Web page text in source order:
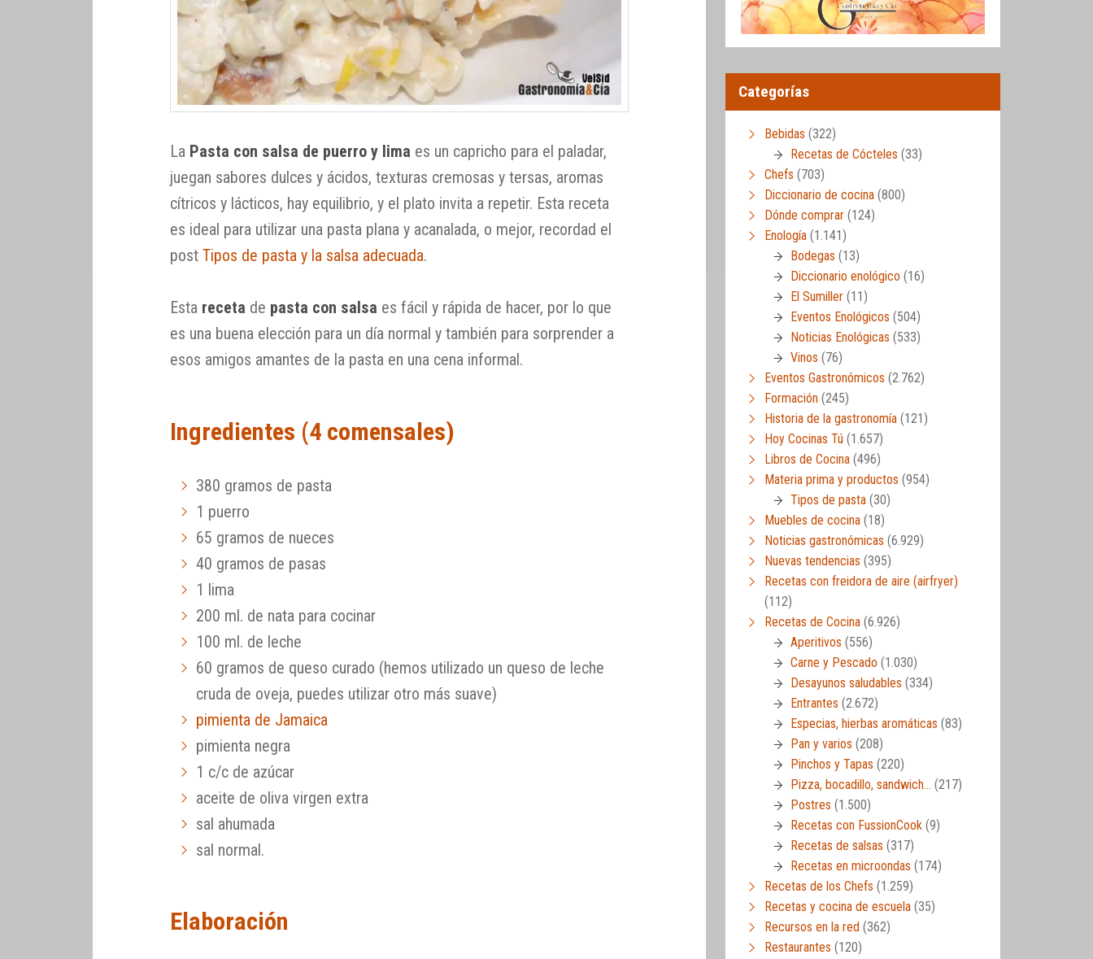
La Pasta con salsa de puerro y lima es un capricho para el paladar,
juegan sabores dulces y ácidos, texturas cremosas y tersas, aromas
cítricos y lácticos, hay equilibrio, y el plato invita a repetir. Esta receta
es ideal para utilizar una pasta plana y acanalada, o mejor, recordad el
postTipos de pasta y la salsa adecuada.
Esta receta de pasta con salsa es fácil y rápida de hacer, por lo que
es una buena elección para un día normal y también para sorprender a
esos amigos amantes de la pasta en una cena informal.
Ingredientes (4 comensales)
380 gramos de pasta
1 puerro
65 gramos de nueces
40 gramos de pasas
1 lima
200 ml. de nata para cocinar
100 ml. de leche
60 gramos de queso curado (hemos utilizado un queso de leche
cruda de oveja, puedes utilizar otro más suave)
pimienta de Jamaica
pimienta negra
1 c/c de azúcar
aceite de oliva virgen extra
sal ahumada
sal normal.
Elaboración
Categorías
Bebidas (322)
Recetas de Cócteles (33)
Chefs (703)
Diccionario de cocina (800)
Dónde comprar (124)
Enología (1.141)
Bodegas (13)
Diccionario enológico (16)
El Sumiller (11)
Eventos Enológicos (504)
Noticias Enológicas (533)
Vinos (76)
Eventos Gastronómicos (2.762)
Formación (245)
Historia de la gastronomía (121)
Hoy Cocinas Tú (1.657)
Libros de Cocina (496)
Materia prima y productos (954)
Tipos de pasta (30)
Muebles de cocina (18)
Noticias gastronómicas (6.929)
Nuevas tendencias (395)
Recetas con freidora de aire (airfryer)
(112)
Recetas de Cocina (6.926)
Aperitivos (556)
Carne y Pescado (1.030)
Desayunos saludables (334)
Entrantes (2.672)
Especias, hierbas aromáticas (83)
Pan y varios (208)
Pinchos y Tapas (220)
Pizza, bocadillo, sandwich… (217)
Postres (1.500)
Recetas con FussionCook (9)
Recetas de salsas (317)
Recetas en microondas (174)
Recetas de los Chefs (1.259)
Recetas y cocina de escuela (35)
Recursos en la red (362)
Restaurantes (120)